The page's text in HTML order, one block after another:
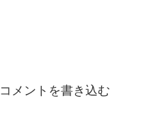
コメントを書き込む